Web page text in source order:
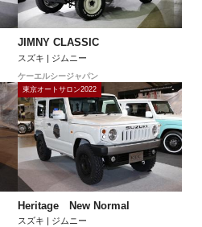
JIMNY CLASSIC
スズキ | ジムニー
ケーエルシージャパン
東京オートサロン2022
Heritage New Normal
スズキ | ジムニー